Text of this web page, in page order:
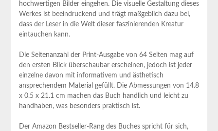
hochwertigen Bilder eingehen. Die visuelle Gestaltung dieses
Werkes ist beeindruckend und trägt maßgeblich dazu bei,
dass der Leser in die Welt dieser faszinierenden Kreatur
eintauchen kann.
Die Seitenanzahl der Print-Ausgabe von 64 Seiten mag auf
den ersten Blick überschaubar erscheinen, jedoch ist jeder
einzelne davon mit informativem und ästhetisch
ansprechendem Material gefüllt. Die Abmessungen von 14.8
x 0.5 x 21.1 cm machen das Buch handlich und leicht zu
handhaben, was besonders praktisch ist.
Der Amazon Bestseller-Rang des Buches spricht für sich,